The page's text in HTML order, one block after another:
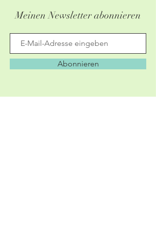
Meinen Newsletter abonnieren
Abonnieren